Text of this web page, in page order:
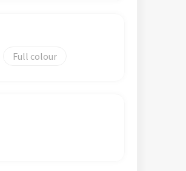
Full colour